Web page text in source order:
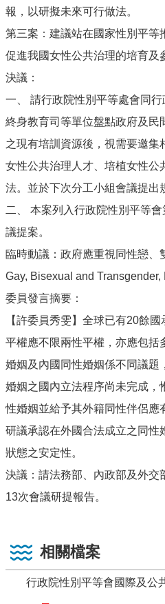
報，以研擬未來可行做法。
第三案：建議站在國家性別平等
促進我國女性公共治理的培育及
決議：
一、 請行政院性別平等處會同
終身教育司等單位盤點政府及民
之現有培訓資源後，視需要邀
女性公共治理人才、培植女性公
法。並於下次分工小組會議提出
二、 本案列入行政院性別平等
議提案。
臨時動議：政府應重視同性戀、
Gay, Bisexual and
委員發言摘要：
【許委員秀雯】全球已有20餘
平權應不限兩性平權，亦應包括
婚姻及內國同性婚姻係不同議題
婚姻之國內立法程序尚未完成，
性婚姻並給予其外籍同性伴侶應
研議承認在外國合法成立之同性
狀態之安定性。
決議：請法務部、內政部及外交
13次會議研提報告。
相關檔案
行政院性別平等會國際及公